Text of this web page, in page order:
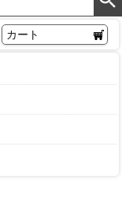
カート